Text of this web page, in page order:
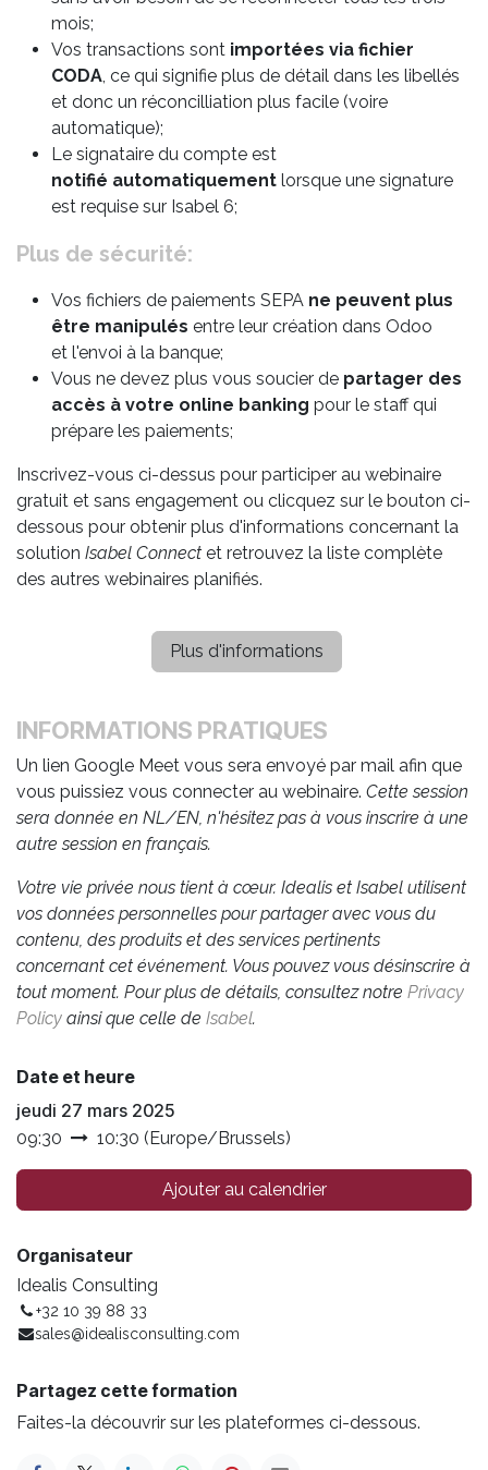
mois;
Vos transactions sont importées via fichier
CODA, ce qui signifie plus de détail dans les libellés
et donc un réconcilliation plus facile (voire
automatique);
Le signataire du compte est
notifié automatiquement lorsque une signature
est requise sur Isabel 6;
Plus de sécurité:
Vos fichiers de paiements SEPA ne peuvent plus
être manipulés entre leur création dans Odoo
et l'envoi à la banque;
Vous ne devez plus vous soucier de partager des
accès à votre online banking pour le staff qui
prépare les paiements;
Inscrivez-vous ci-dessus pour participer au webinaire
gratuit et sans engagement ou clicquez sur le bouton ci-
dessous pour obtenir plus d'informations concernant la
solution Isabel Connect et retrouvez la liste complète
des autres webinaires planifiés.
Plus d'informations
INFORMATIONS PRATIQUES
Un lien Google Meet vous sera envoyé par mail afin que
vous puissiez vous connecter au webinaire. Cette session
sera donnée en NL/EN, n'hésitez pas à vous inscrire à une
autre session en français.
Votre vie privée nous tient à cœur. Idealis et Isabel utilisent
vos données personnelles pour partager avec vous du
contenu, des produits et des services pertinents
concernant cet événement. Vous pouvez vous désinscrire à
tout moment. Pour plus de détails, consultez notre Privacy
Policy ainsi que celle de Isabel.
Date et heure
jeudi 27 mars 2025
09:30 10:30 (Europe/Brussels)
Ajouter au calendrier
Organisateur
Idealis Consulting
+32 10 39 88 33
sales@idealisconsulting.com
Partagez cette formation
Faites-la découvrir sur les plateformes ci-dessous.